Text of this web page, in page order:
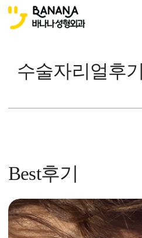
수술자리얼후기
Best후기